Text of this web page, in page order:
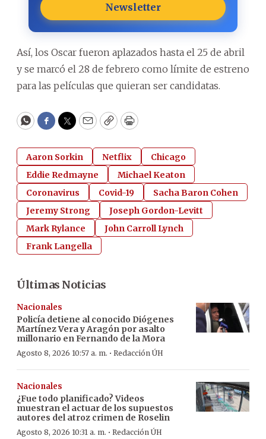
Newsletter
Así, los Oscar fueron aplazados hasta el 25 de abril
y se marcó el 28 de febrero como límite de estreno
para las películas que quieran ser candidatas.
WhatsApp
Facebook
Twitter
EmailCopyPrint
Aaron Sorkin Netflix
Chicago
Eddie Redmayne
Michael Keaton
Coronavirus
Covid-19
Sacha Baron Cohen
Jeremy Strong
Joseph Gordon-Levitt
Mark Rylance
John Carroll Lynch
Frank Langella
Últimas Noticias
Nacionales
Policía detiene al conocido Diógenes
Martínez Vera y Aragón por asalto
millonario en Fernando de la Mora
Agosto 8, 2026 10:57 a. m. · Redacción ÚH
Nacionales
¿Fue todo planificado? Videos
muestran el actuar de los supuestos
autores del atroz crimen de Roselin
Agosto 8, 2026 10:31 a. m. · Redacción ÚH